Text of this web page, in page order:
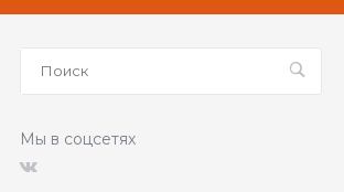
Мы в соцсетях